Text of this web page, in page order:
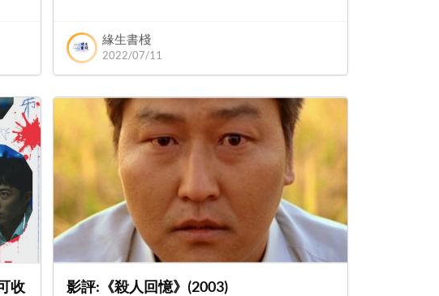
緣生書棧
2022/07/11
收
影評:《殺人回憶》(2003)